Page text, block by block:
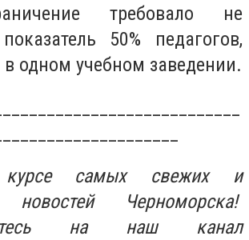
требовало не
50% педагогов,
одном учебном заведении.
самых свежих и
новостей Черноморска!
на наш канал